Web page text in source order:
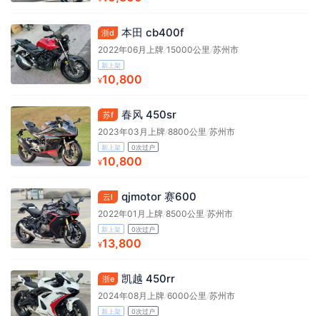
浙d 本田 cb400f
2022年06月上牌/15000公里/苏州市
新上架
¥10,800
苏f 春风 450sr
2023年03月上牌/8800公里 /苏州市
新上架 0次过户
¥10,800
云l qjmotor 赛600
2022年01月上牌/8500公里 /苏州市
新上架 0次过户
¥13,800
浙e 凯越 450rr
2024年08月上牌/6000公里 /苏州市
新上架 0次过户